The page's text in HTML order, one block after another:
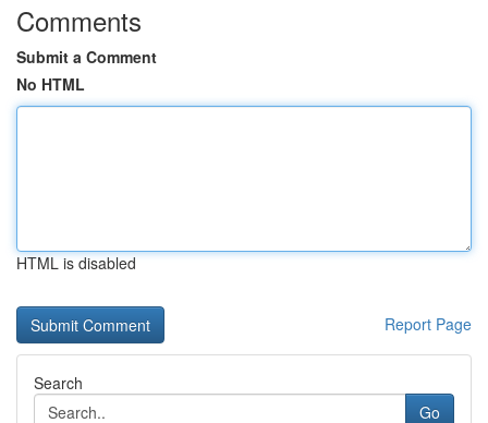
Comments
Submit a Comment
No HTML
HTML is disabled
Report Page
Search
Go